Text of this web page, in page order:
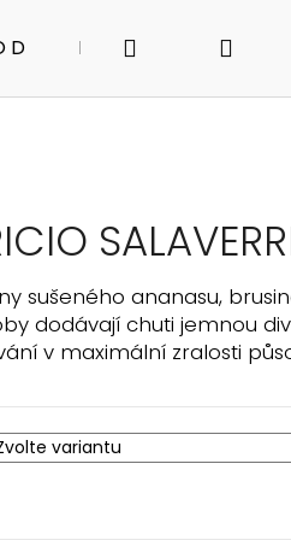
NABÍZÍME
Hledat
sušeného ananasu,
dodávají chuti jemnou
v maximální zralosti